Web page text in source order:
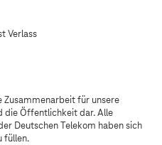
Verlass
Zusammenarbeit für unsere
die Öffentlichkeit dar. Alle
Deutschen Telekom haben sich
füllen.